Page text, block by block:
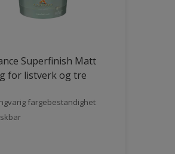
Superfinish Matt
for listverk og tre
fargebestandighet